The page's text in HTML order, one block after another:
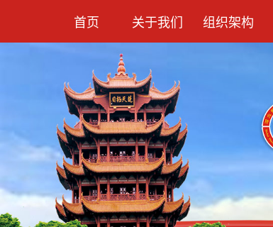
首页 关于我们 组织架构